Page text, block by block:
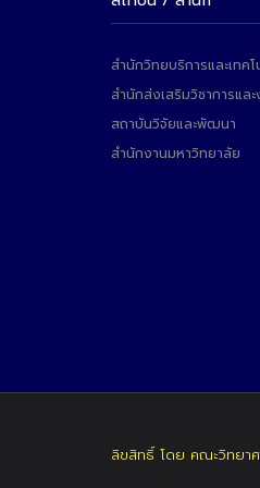
สำนักวิทยบริการและเทค
สำนักส่งเสริมวิชาการและ
สถาบันวิจัยและพัฒนา
สำนักงานมหาวิทยาลัย
ลิขสิทธิ์ โดย คณะวิทยา